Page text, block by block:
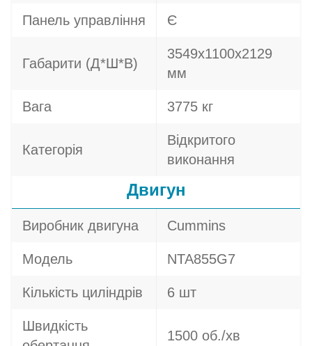
Панель управління Є
Габарити (Д*Ш*В)
3549x1100x2129
мм
Вага 3775 кг
Категорія
Відкритого
виконання
Двигун
Виробник двигуна Cummins
Модель NTA855G7
Кількість циліндрів 6 шт
Швидкість
1500 об./хв